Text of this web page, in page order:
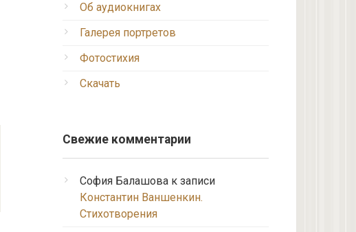
Об аудиокнигах
Галерея портретов
Фотостихия
Скачать
Свежие комментарии
София Балашова к записи
Константин Ваншенкин.
Стихотворения